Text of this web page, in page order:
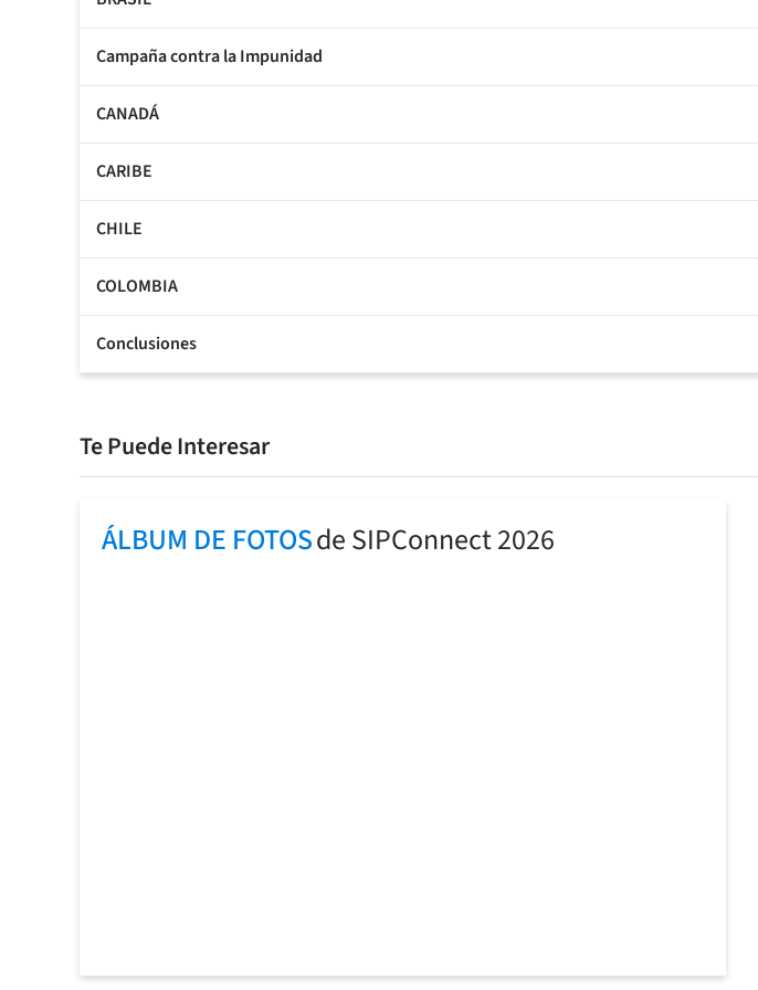
Campaña contra la Impunidad
CANADÁ
CARIBE
CHILE
COLOMBIA
Conclusiones
Te Puede Interesar
ÁLBUM DE FOTOSde SIPConnect 2026